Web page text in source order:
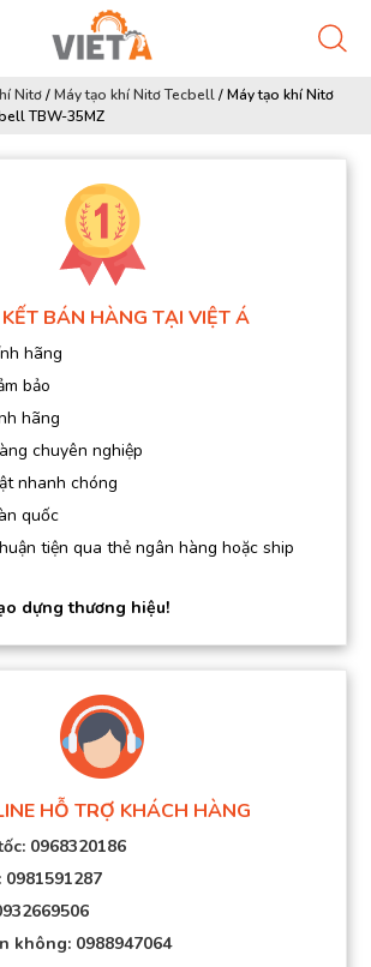
Nitơ/Máy tạo khí Nitơ Tecbell/Máy tạo khí Nitơ
TBW-35MZ
BÁN HÀNG TẠI VIỆT Á
hãng
bảo
hãng
chuyên nghiệp
nhanh chóng
quốc
tiện qua thẻ ngân hàng hoặc ship
dựng thương hiệu!
HỖ TRỢ KHÁCH HÀNG
0968320186
không: 0988947064